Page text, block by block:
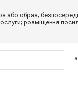
або образ;
розміщення